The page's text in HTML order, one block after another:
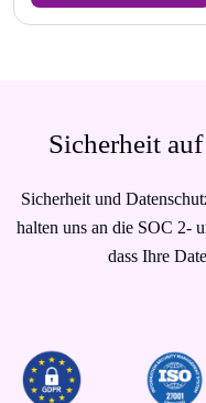
Sicherheit
Sicherheit und
halten uns an die SOC 2-
dass Ihre